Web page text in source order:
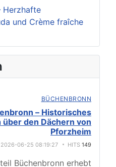
Herzhafte
und Crème fraîche
BÜCHENBRONN
– Historisches
über den Dächern von
Pforzheim
2026-06-25 08:19:27 HITS 149
Büchenbronn erhebt